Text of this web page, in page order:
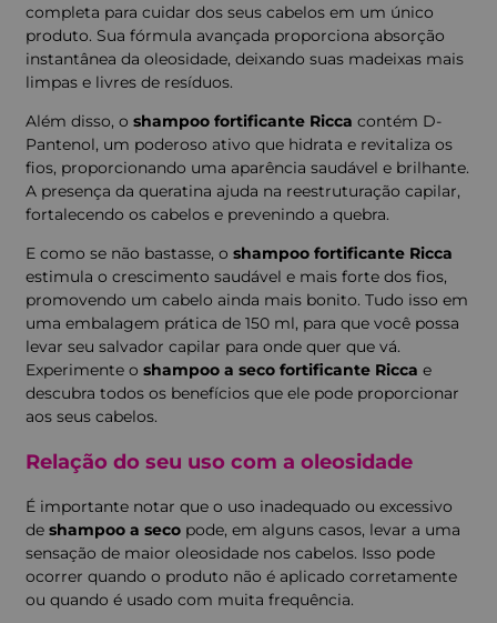
completa para cuidar dos seus cabelos em um único
produto. Sua fórmula avançada proporciona absorção
instantânea da oleosidade, deixando suas madeixas mais
limpas e livres de resíduos.
Além disso, o shampoo fortificante Ricca contém D-
Pantenol, um poderoso ativo que hidrata e revitaliza os
fios, proporcionando uma aparência saudável e brilhante.
A presença da queratina ajuda na reestruturação capilar,
fortalecendo os cabelos e prevenindo a quebra.
E como se não bastasse, o shampoo fortificante Ricca
estimula o crescimento saudável e mais forte dos fios,
promovendo um cabelo ainda mais bonito. Tudo isso em
uma embalagem prática de 150 ml, para que você possa
levar seu salvador capilar para onde quer que vá.
Experimente o shampoo a seco fortificante Ricca e
descubra todos os benefícios que ele pode proporcionar
aos seus cabelos.
Relação do seu uso com a oleosidade
É importante notar que o uso inadequado ou excessivo
de shampoo a seco pode, em alguns casos, levar a uma
sensação de maior oleosidade nos cabelos. Isso pode
ocorrer quando o produto não é aplicado corretamente
ou quando é usado com muita frequência.